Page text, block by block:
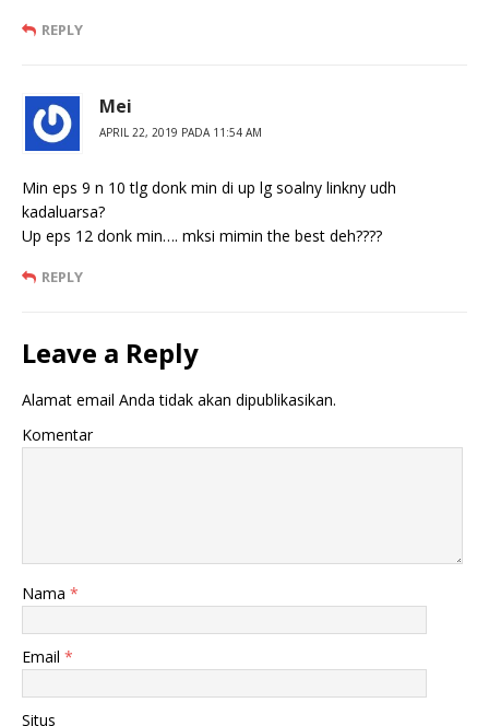
REPLY
Mei
APRIL 22, 2019 PADA 11:54 AM
Min eps 9 n 10 tlg donk min di up lg soalny linkny udh
kadaluarsa?
Up eps 12 donk min…. mksi mimin the best deh????
REPLY
Leave a Reply
Alamat email Anda tidak akan dipublikasikan.
Komentar
Nama *
Email *
Situs